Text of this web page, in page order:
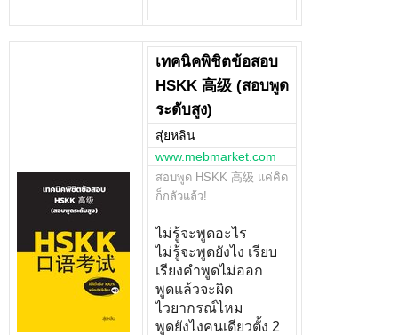
เทคนิคพิชิตข้อสอบ
HSKK 高级 (สอบพูด
ระดับสูง)
สุ่ยหลิน
www.mebmarket.com
สอบพูด HSKK 高级 แค่คิด
ก็กลัวแล้ว!
ไม่รู้จะพูดอะไร
ไม่รู้จะพูดยังไง เรียบ
เรียงคำพูดไม่ออก
พูดแล้วจะผิด
ไวยากรณ์ไหม
พูดยังไงคนเดียวตั้ง 2